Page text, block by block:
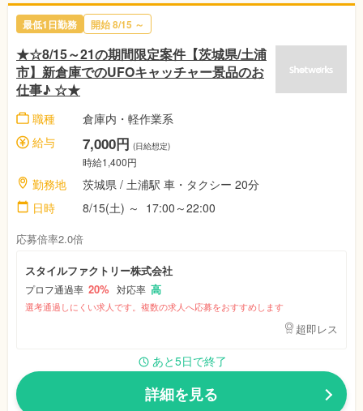
最低1日勤務 開始 8/15 ～
★☆8/15～21の期間限定案件【茨城県/土浦
市】新倉庫でのUFOキャッチャー景品のお
仕事♪ ☆★
職種
倉庫内・軽作業系
給与
7,000円 (日給想定)
時給1,400円
勤務地
茨城県 / 土浦駅 車・タクシー 20分
日時
8/15(土) ～ 17:00～22:00
応募倍率2.0倍
スタイルファクトリー株式会社
プロフ通過率 20% 対応率 高
選考通過しにくい求人です。複数の求人へ応募をおすすめします
超即レス
あと5日で終了
詳細を見る